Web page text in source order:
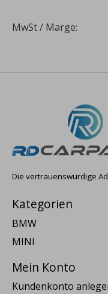
MwSt / Marge:
Die vertrauenswürdige
Kategorien
BMW
MINI
Mein Konto
Kundenkonto